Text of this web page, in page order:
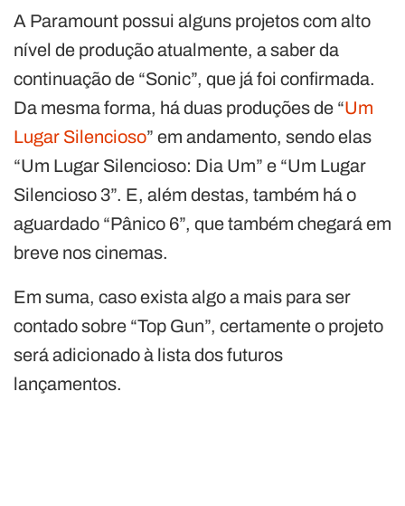
A Paramount possui alguns projetos com alto
nível de produção atualmente, a saber da
continuação de “Sonic”, que já foi confirmada.
Da mesma forma, há duas produções de “Um
Lugar Silencioso” em andamento, sendo elas
“Um Lugar Silencioso: Dia Um” e “Um Lugar
Silencioso 3”. E, além destas, também há o
aguardado “Pânico 6”, que também chegará em
breve nos cinemas.
Em suma, caso exista algo a mais para ser
contado sobre “Top Gun”, certamente o projeto
será adicionado à lista dos futuros
lançamentos.